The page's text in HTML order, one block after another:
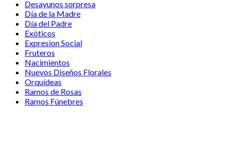
Desayunos sorpresa
Día de la Madre
Día del Padre
Exóticos
Expresion Social
Fruteros
Nacimientos
Nuevos Diseños Florales
Orquídeas
Ramos de Rosas
Ramos Fúnebres